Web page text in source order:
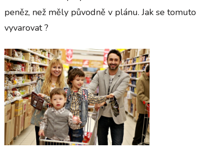
peněz, než měly původně v plánu. Jak se tomuto
vyvarovat?